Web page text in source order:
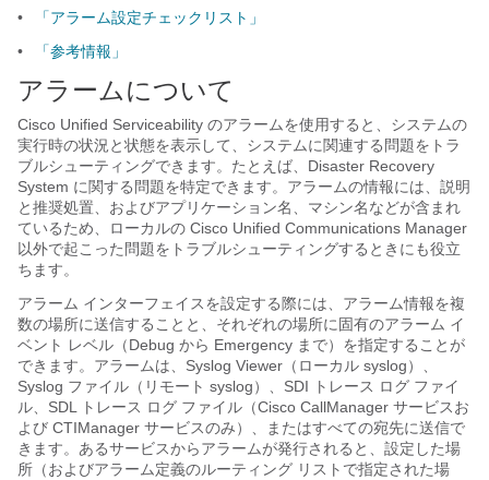
•
「アラーム設定チェックリスト」
•
「参考情報」
アラームについて
Cisco Unified Serviceability のアラームを使用すると、システムの
実行時の状況と状態を表示して、システムに関連する問題をトラ
ブルシューティングできます。たとえば、Disaster Recovery
System に関する問題を特定できます。アラームの情報には、説明
と推奨処置、およびアプリケーション名、マシン名などが含まれ
ているため、ローカルの Cisco Unified Communications Manager
以外で起こった問題をトラブルシューティングするときにも役立
ちます。
アラーム インターフェイスを設定する際には、アラーム情報を複
数の場所に送信することと、それぞれの場所に固有のアラーム イ
ベント レベル（Debug から Emergency まで）を指定することが
できます。アラームは、Syslog Viewer（ローカル syslog）、
Syslog ファイル（リモート syslog）、SDI トレース ログ ファイ
ル、SDL トレース ログ ファイル（Cisco CallManager サービスお
よび CTIManager サービスのみ）、またはすべての宛先に送信で
きます。あるサービスからアラームが発行されると、設定した場
所（およびアラーム定義のルーティング リストで指定された場